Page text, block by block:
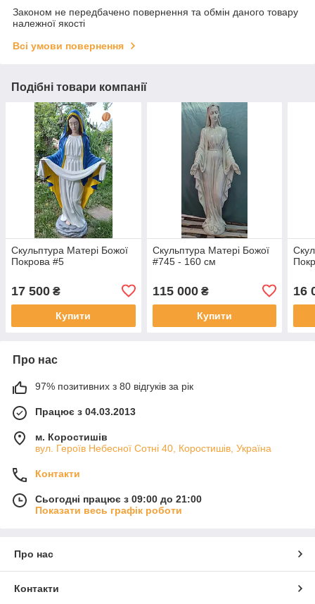
Законом не передбачено повернення та обмін даного товару
належної якості
Всі умови повернення
Подібні товари компанії
Скульптура Матері Божої
Покрова #5
17 500 ₴
Купити
Скульптура Матері Божої
#745 - 160 см
115 000₴
Купити
16
Про нас
97% позитивних з 80 відгуків за рік
Працює з 04.03.2013
м. Коростишів
вул. Героїв Небесної Сотні 40, Коростишів, Україна
Контакти
Сьогодні працює з 09:00 до 21:00
Показати весь графік роботи
Про нас
Контакти